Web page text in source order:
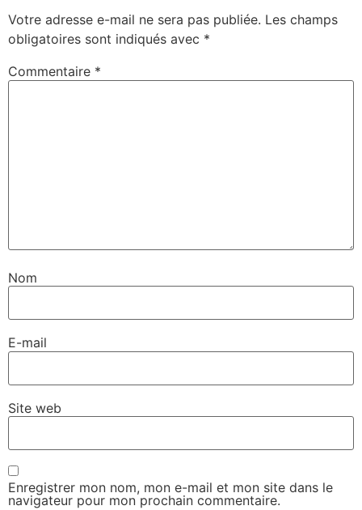
Votre adresse e-mail ne sera pas publiée. Les champs
obligatoires sont indiqués avec *
Commentaire *
Nom
E-mail
Site web
Enregistrer mon nom, mon e-mail et mon site dans le
navigateur pour mon prochain commentaire.